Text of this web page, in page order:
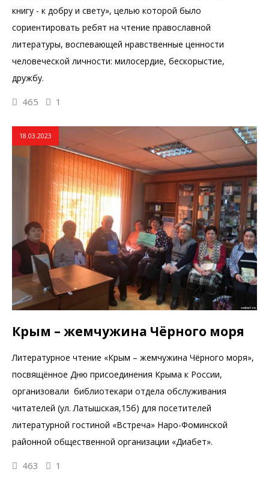
книгу - к добру и свету», целью которой было
сориентировать ребят на чтение православной
литературы, воспевающей нравственные ценности
человеческой личности: милосердие, бескорыстие,
дружбу.
465 1
18.03.2023
Крым – жемчужина Чёрного моря
Литературное чтение «Крым – жемчужина Чёрного моря»,
посвящённое Дню присоединения Крыма к России,
организовали библиотекари отдела обслуживания
читателей (ул. Латышская,15б) для посетителей
литературной гостиной «Встреча» Наро-Фоминской
районной общественной организации «Диабет».
463 1